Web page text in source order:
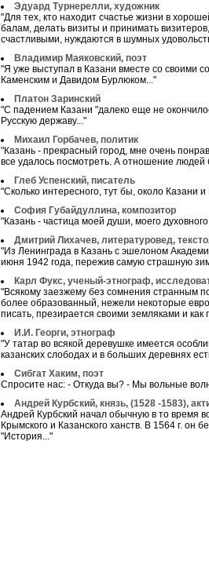
Эдуард Турнерелли, художник
"Для тех, кто находит счастье жизни в
балам, делать визиты и принимать
счастливыми, нуждаются в шумных
Владимир Маяковский, поэт
"Я уже выступал в Казани вместе со своими
Каменским и Давидом Бурлюком..."
Платон Заринский
"С падением Казани "далеко еще не
Русскую державу..."
Михаил Горбачев, политик
"Казань - прекрасный город, мне очень
все удалось посмотреть. А отношение людей
Глеб Успенский, писатель
"Сколько интересного, тут бы, около Казани
София Губайдуллина, композитор
"Казань - частица моей души, моего
Дмитрий Лихачев, литературовед,
"Из Ленинграда в Казань с эшелоном
июня 1942 года, пережив самую страшную
Карл Фукс, ученый-этнограф,
"Всякому заезжему без сомнения странным
более образованный, нежели некоторые
писать, презирается своими земляками и
И.И. Георги, этнограф
"У татар во всякой деревушке имеется
казанских слободах и в больших деревнях
Сибгат Хаким, поэт
Спросите нас: - Откуда вы? - Мы вольные
Андрей Курбский, князь, (1528 -1583),
Андрей Курбский начал обычную в то время
Крымского и Казанского ханств. В 1564 г. он
"История..."